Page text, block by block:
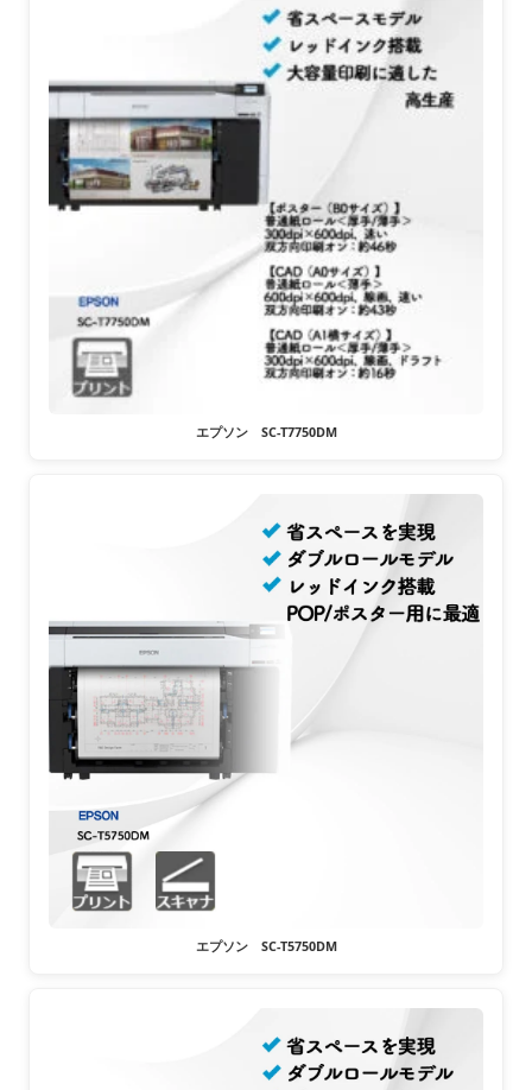
エプソン SC-T7750DM
エプソン SC-T5750DM